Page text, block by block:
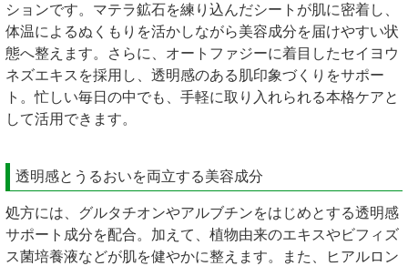
ションです。マテラ鉱石を練り込んだシートが肌に密着し、
体温によるぬくもりを活かしながら美容成分を届けやすい状
態へ整えます。さらに、オートファジーに着目したセイヨウ
ネズエキスを採用し、透明感のある肌印象づくりをサポー
ト。忙しい毎日の中でも、手軽に取り入れられる本格ケアと
して活用できます。
透明感とうるおいを両立する美容成分
処方には、グルタチオンやアルブチンをはじめとする透明感
サポート成分を配合。加えて、植物由来のエキスやビフィズ
ス菌培養液などが肌を健やかに整えます。また、ヒアルロン